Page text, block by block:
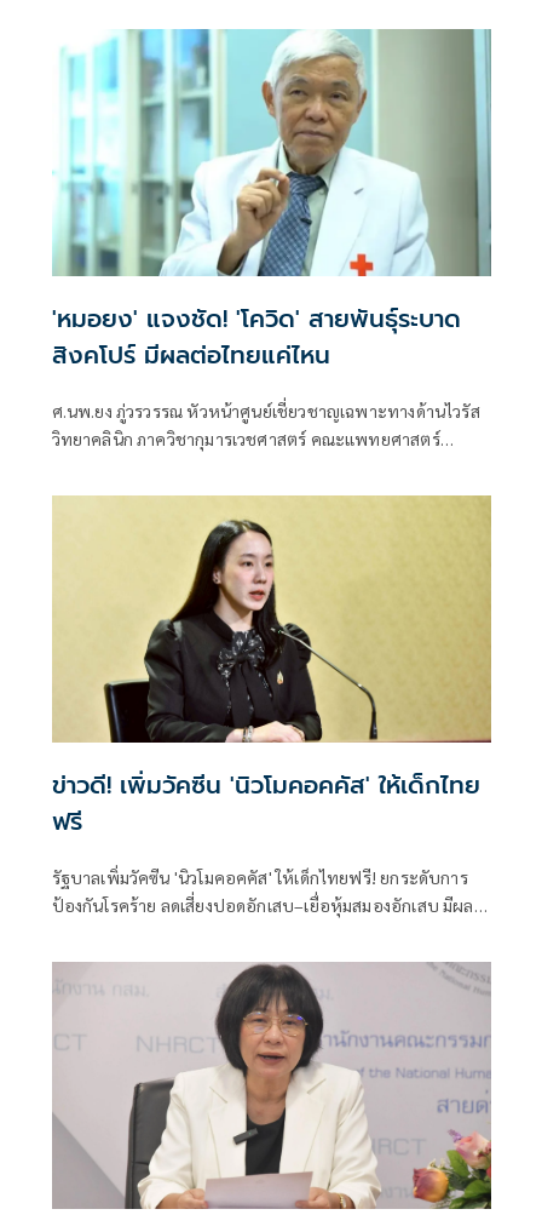
หลายมิติ
'หมอยง' แจงชัด! 'โควิด' สายพันธุ์ระบาด
สิงคโปร์ มีผลต่อไทยแค่ไหน
ศ.นพ.ยง ภู่วรวรรณ หัวหน้าศูนย์เชี่ยวชาญเฉพาะทางด้านไวรัส
วิทยาคลินิก ภาควิชากุมารเวชศาสตร์ คณะแพทยศาสตร์
ข่าวดี! เพิ่มวัคซีน 'นิวโมคอคคัส' ให้เด็กไทย
ฟรี
รัฐบาลเพิ่มวัคซีน 'นิวโมคอคคัส' ให้เด็กไทยฟรี! ยกระดับการ
ป้องกันโรคร้าย ลดเสี่ยงปอดอักเสบ–เยื่อหุ้มสมองอักเสบ มีผล